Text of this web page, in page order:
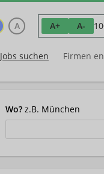
A A+ A-
Jobs suchen Firmen
Wo? z.B. München